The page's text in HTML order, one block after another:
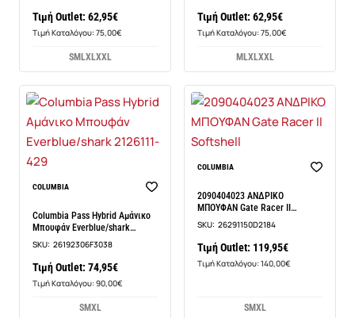
Τιμή Outlet: 62,95€
Τιμή Καταλόγου: 75,00€
SMLXLXXL
Τιμή Outlet: 62,95€
Τιμή Καταλόγου: 75,00€
MLXLXXL
COLUMBIA
Columbia Pass Hybrid Αμάνικο
Μπουφάν Everblue/shark
2126111-429
SKU: 26192306F3038
Τιμή Outlet: 74,95€
Τιμή Καταλόγου: 90,00€
SMXL
COLUMBIA
2090404023 ΑΝΔΡΙΚΟ
ΜΠΟΥΦΑΝ Gate Racer II
Softshell
SKU: 26291150D2184
Τιμή Outlet: 119,95€
Τιμή Καταλόγου: 140,00€
SMXL